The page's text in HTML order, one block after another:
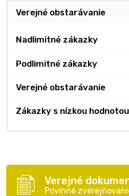
Verejné obstarávanie
Nadlimitné zákazky
Podlimitné zákazky
Verejné obstarávanie
Zákazky s nízkou
Verejné
Povinné